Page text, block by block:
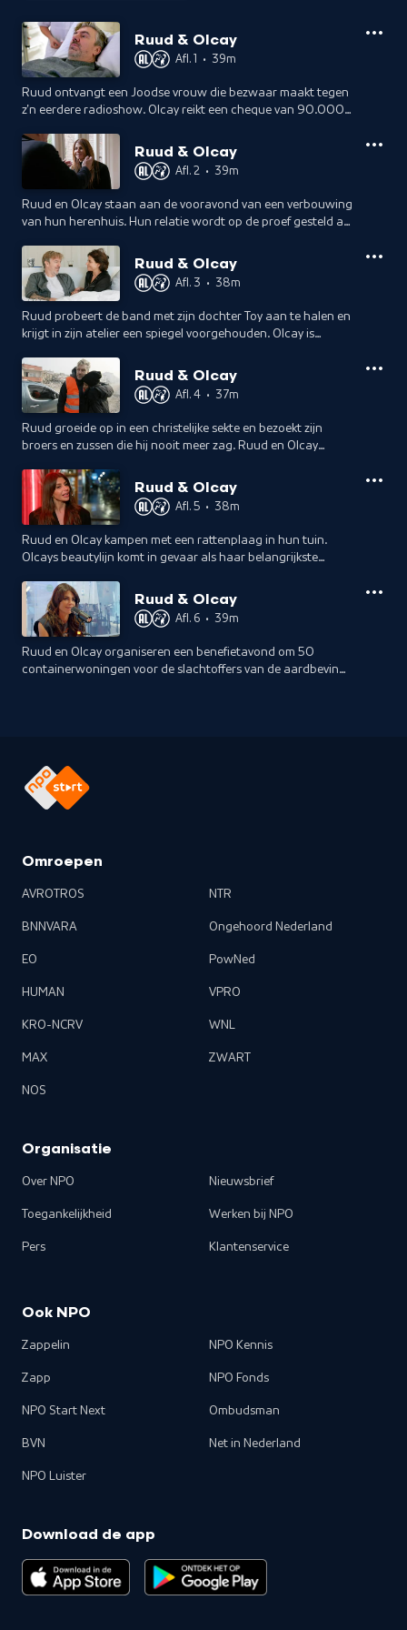
Ruud & Olcay
Afl. 1 • 39m
Ruud ontvangt een Joodse vrouw die bezwaar maakt tegen
z'n eerdere radioshow. Olcay reikt een cheque van 90.000
Ruuds kanker is teruggekeerd.Ruud & Olcay
Afl. 2 • 39m
Ruud en Olcay staan aan de vooravond van een verbouwing
van hun herenhuis. Hun relatie wordt op de proef gesteld als
van ornamenten.
Ruud & Olcay
Afl. 3 • 38m
Ruud probeert de band met zijn dochter Toy aan te halen en
krijgt in zijn atelier een spiegel voorgehouden. Olcay is
van de Verenigde Naties.Ruud & Olcay
Afl. 4 • 37m
Ruud groeide op in een christelijke sekte en bezoekt zijn
broers en zussen die hij nooit meer zag. Ruud en Olcay
aardbevingsgebied in Turkije.Ruud & Olcay
Afl. 5 • 38m
Ruud en Olcay kampen met een rattenplaag in hun tuin.
Olcays beautylijn komt in gevaar als haar belangrijkste
een nieuwe aanbieder.Ruud & Olcay
Afl. 6 • 39m
Ruud en Olcay organiseren een benefietavond om 50
containerwoningen voor de slachtoffers van de aardbeving
Omroepen
AVROTROS
BNNVARA
EO
HUMAN
KRO-NCRV
MAX
NOS
NTR
Ongehoord Nederland
PowNed
VPRO
WNL
ZWART
Organisatie
Over NPO
Toegankelijkheid
Pers
Nieuwsbrief
Werken bij NPO
Klantenservice
Ook NPO
Zappelin
Zapp
NPO Start Next
BVN
NPO Luister
NPO Kennis
NPO Fonds
Ombudsman
Net in Nederland
Download de app